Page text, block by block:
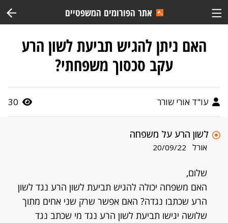
אתר הפורומים המשפטיים
האם ניתן להגיש תביעת לשון הרע
עקב סכסוך משפחתי?
עו"ד אורי שורר 30
לשון הרע על משפחה
אורל 20/09/22
שלום,
האם משפחה יכולה להגיש תביעת לשון הרע נגד לשון
הרע שכתבו נגדה? האם אפשר שרק שני אחים מתוך
שלושה יגישו תביעת לשון הרע נגד מי שכתב נגד